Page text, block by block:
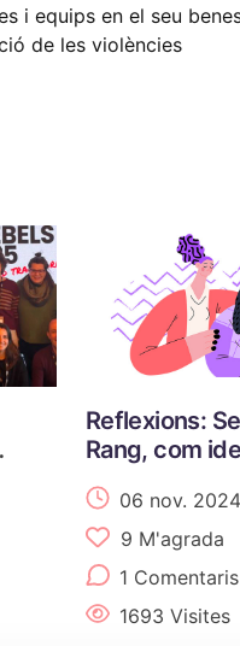
i equips en el seu
de les violències
Reflexions:
Rang, com
les i entendre-
06 nov. 2024
9 M'agrada
1 Comentaris
1693 Visites